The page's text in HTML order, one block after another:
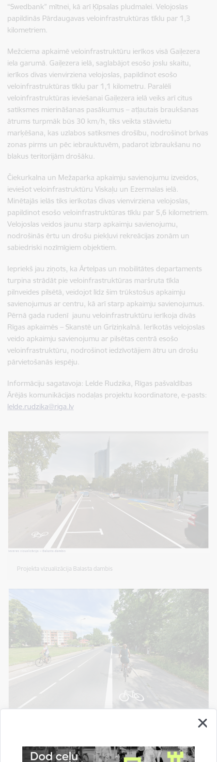
“Swedbank” mītnei, kā arī Ķīpsalas pludmalei. Velojoslas
papildinās Pārdaugavas veloinfrastruktūras tīklu par 1,3
kilometriem.
Mežciema apkaimē veloinfrastruktūru ierīkos visā Gaiļezera
iela garumā. Gaiļezera ielā, saglabājot esošo joslu skaitu,
ierīkos divas vienvirziena velojoslas, papildinot esošo
veloinfrastruktūras tīklu par 1,1 kilometru. Paralēli
veloinfrastruktūras ieviešanai Gaiļezera ielā veiks arī citus
satiksmes mierināšanas pasākumus – atļautais braukšanas
ātrums turpmāk būs 30 km/h, tiks veikta stāvvietu
marķēšana, kas uzlabos satiksmes drošību, nodrošinot brīvas
zonas pirms un pēc iebrauktuvēm, padarot izbraukšanu no
blakus teritorijām drošāku.
Čiekurkalna un Mežaparka apkaimju savienojumu izveidos,
ieviešot veloinfrastruktūru Viskaļu un Ezermalas ielā.
Minētajās ielās tiks ierīkotas divas vienvirziena velojoslas,
papildinot esošo veloinfrastruktūras tīklu par 5,6 kilometriem.
Velojoslas veidos jaunu starp apkaimju savienojumu,
nodrošinās ērtu un drošu piekļuvi rekreācijas zonām un
sabiedriski nozīmīgiem objektiem.
Iepriekš jau ziņots, ka Ārtelpas un mobilitātes departaments
turpina strādāt pie veloinfrastruktūras maršruta tīkla
pilnveides pilsētā, veidojot līdz šim trūkstošus apkaimju
savienojumus ar centru, kā arī starp apkaimju savienojumus.
Pērnā gada rudenī jaunu veloinfrastruktūru ierīkoja divās
Rīgas apkaimēs – Skanstē un Grīziņkalnā. Ierīkotās velojoslas
veido apkaimju savienojumu ar pilsētas centrā esošo
veloinfrastruktūru, nodrošinot iedzīvotājiem ātru un drošu
pārvietošanās iespēju.
Informāciju sagatavoja: Lelde Rudzika, Rīgas pašvaldības
Ārējās komunikācijas nodaļas projektu koordinatore, e-pasts:
lelde.rudzika@riga.lv
Projekta vizualizācija Balasta dambis